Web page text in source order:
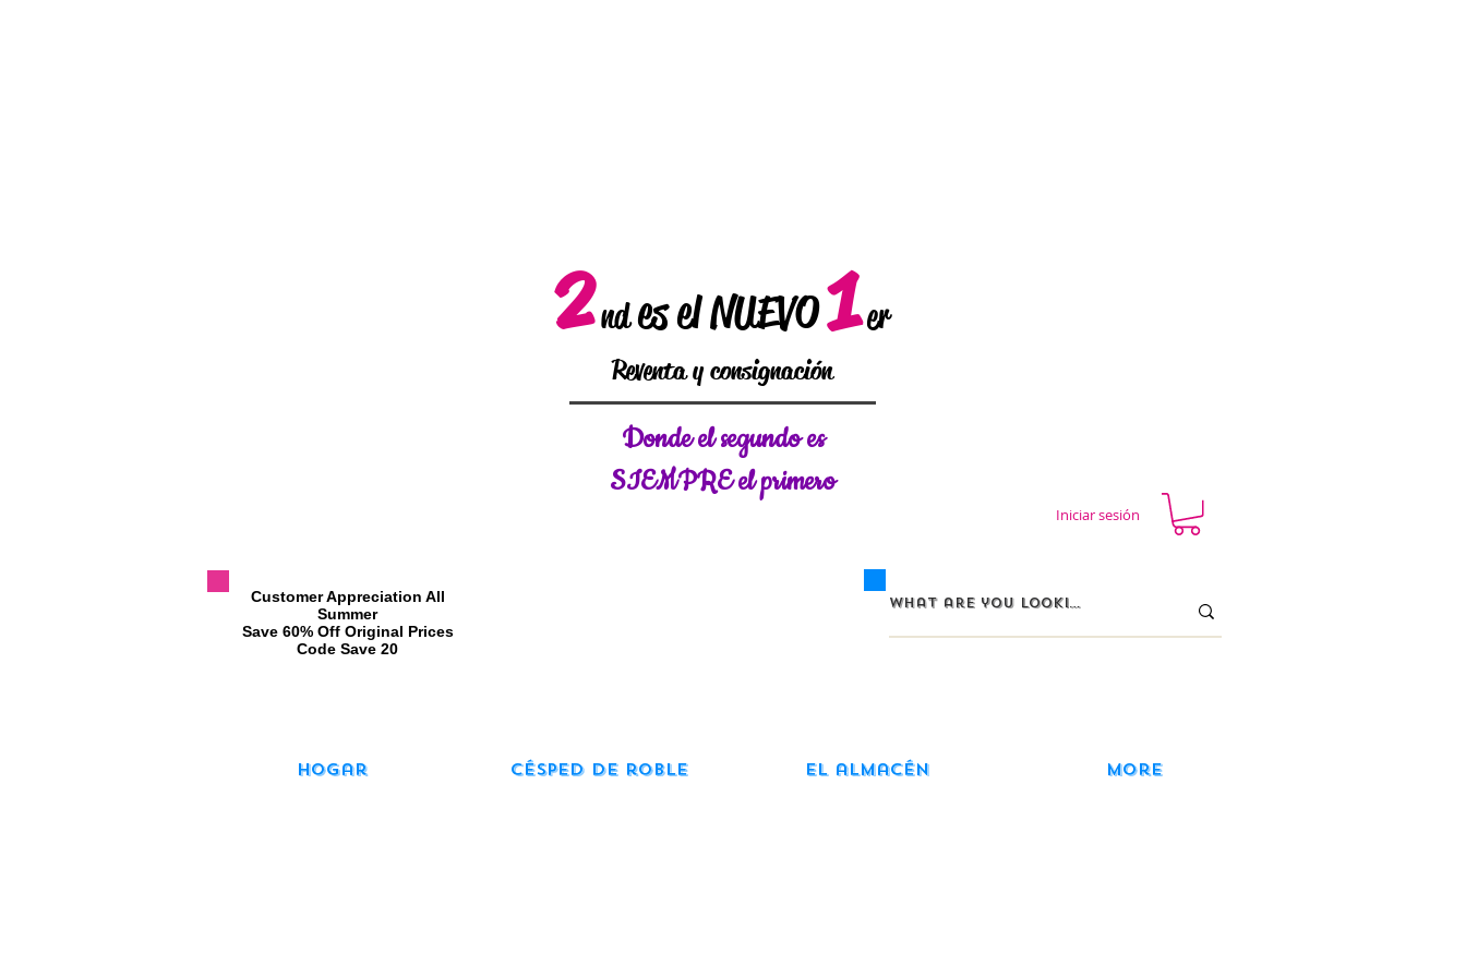
2 nd es el NUEVO1 er
Reventa y consignación
​Customer Appreciation All
Summer
​Save 60% Off Original Prices
​Code Save 20
Donde elsegundo es
SIEMPRE el primero
Iniciar sesión
Hogar Césped de roble El almacén More